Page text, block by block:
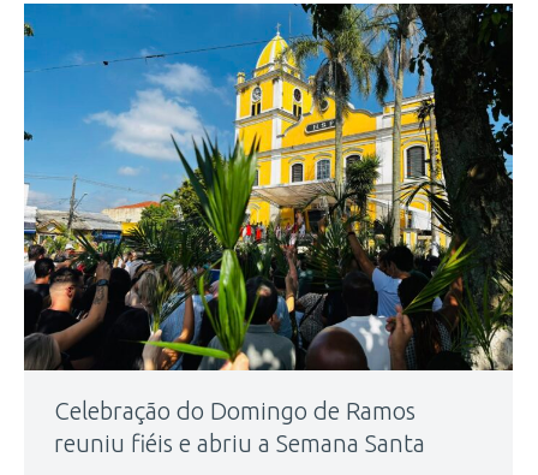
Celebração do Domingo de Ramos
reuniu fiéis e abriu a Semana Santa